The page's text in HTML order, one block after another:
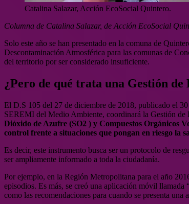
Catalina Salazar, Acción EcoSocial Quintero.
Columna de Catalina Salazar, de Acción EcoSocial
Solo este año se han presentado en la comuna de
Descontaminación Atmosférica para las comunas de
del territorio por ser considerado insuficiente.
¿Pero de qué trata una Gestión
El D.S 105 del 27 de diciembre de 2018, publicado el
SEREMI del Medio Ambiente, coordinará la Gestión de
Dióxido de Azufre (SO2 ) y Compuestos Orgánicos
control frente a situaciones que pongan en riesgo la
Es decir, este instrumento busca ser un protocolo de
ser ampliamente informado a toda la ciudadanía.
Por ejemplo, en la Región Metropolitana para el año
episodios. Es más, se creó una aplicación móvil
como las recomendaciones para cuando se presenta una